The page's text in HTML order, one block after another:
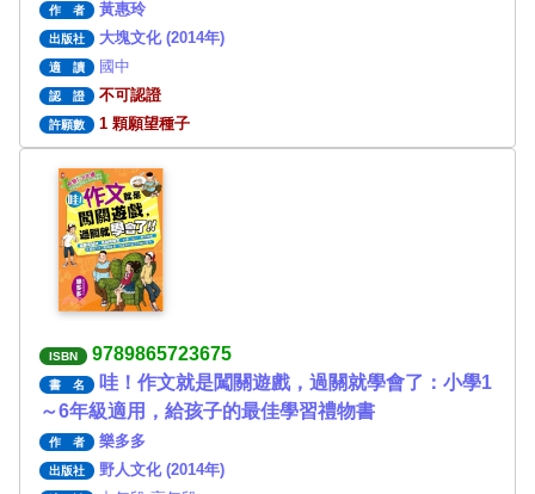
作 者 黃惠玲
出版社 大塊文化 (2014年)
適 讀 國中
認 證 不可認證
許願數 1 顆願望種子
ISBN 9789865723675
書 名
哇！作文就是闖關遊戲，過關就學會了：小學1
～6年級適用，給孩子的最佳學習禮物書
作 者 樂多多
出版社 野人文化 (2014年)